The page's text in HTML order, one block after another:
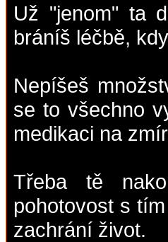
Už "jenom" ta
bráníš léčbě,
Nepíšeš
se to všechno
medikaci na
Třeba tě
pohotovost s
zachrání život.